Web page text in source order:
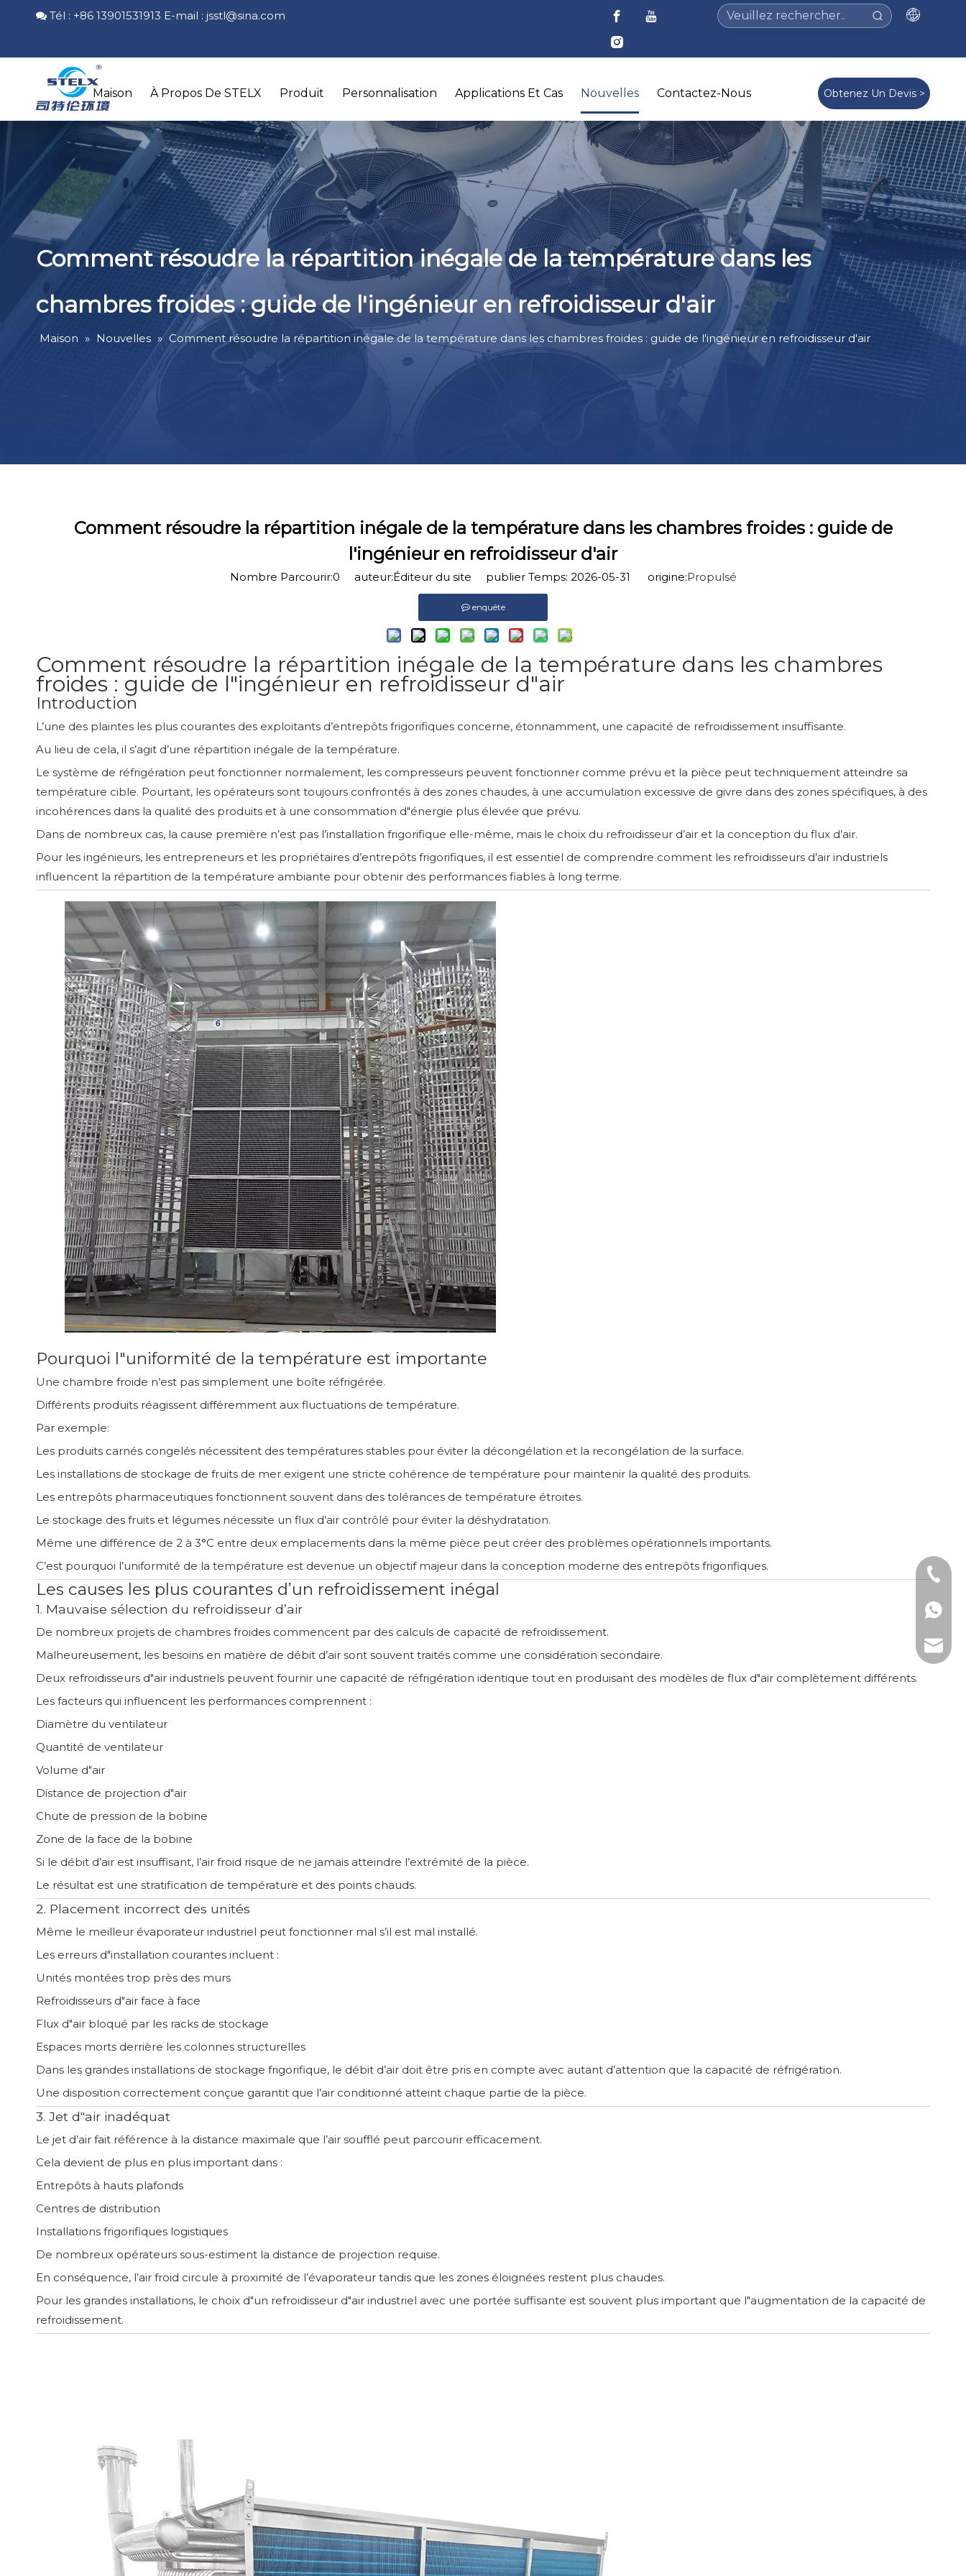
 Tél : +86 13901531913 E-mail : jsstl@sina.com
Maison À Propos De STELX Produit Personnalisation Applications Et Cas Nouvelles Contactez-Nous Obtenez Un Devis >
Comment résoudre la répartition inégale de la température dans les
chambres froides : guide de l'ingénieur en refroidisseur d'air
Maison » Nouvelles » Comment résoudre la répartition inégale de la température dans les chambres froides : guide de l'ingénieur en refroidisseur d'air
Comment résoudre la répartition inégale de la température dans les chambres froides : guide de
l'ingénieur en refroidisseur d'air
Nombre Parcourir:0 auteur:Éditeur du site publier Temps: 2026-05-31 origine:Propulsé
enquête
Comment résoudre la répartition inégale de la température dans les chambres
froides : guide de l"ingénieur en refroidisseur d"air
Introduction
L’une des plaintes les plus courantes des exploitants d’entrepôts frigorifiques concerne, étonnamment, une capacité de refroidissement insuffisante.
Au lieu de cela, il s’agit d’une répartition inégale de la température.
Le système de réfrigération peut fonctionner normalement, les compresseurs peuvent fonctionner comme prévu et la pièce peut techniquement atteindre sa
température cible. Pourtant, les opérateurs sont toujours confrontés à des zones chaudes, à une accumulation excessive de givre dans des zones spécifiques, à des
incohérences dans la qualité des produits et à une consommation d"énergie plus élevée que prévu.
Dans de nombreux cas, la cause première n’est pas l’installation frigorifique elle-même, mais le choix du refroidisseur d’air et la conception du flux d’air.
Pour les ingénieurs, les entrepreneurs et les propriétaires d’entrepôts frigorifiques, il est essentiel de comprendre comment les refroidisseurs d’air industriels
influencent la répartition de la température ambiante pour obtenir des performances fiables à long terme.
Pourquoi l"uniformité de la température est importante
Une chambre froide n’est pas simplement une boîte réfrigérée.
Différents produits réagissent différemment aux fluctuations de température.
Par exemple:
Les produits carnés congelés nécessitent des températures stables pour éviter la décongélation et la recongélation de la surface.
Les installations de stockage de fruits de mer exigent une stricte cohérence de température pour maintenir la qualité des produits.
Les entrepôts pharmaceutiques fonctionnent souvent dans des tolérances de température étroites.
Le stockage des fruits et légumes nécessite un flux d’air contrôlé pour éviter la déshydratation.
Même une différence de 2 à 3°C entre deux emplacements dans la même pièce peut créer des problèmes opérationnels importants.
C’est pourquoi l’uniformité de la température est devenue un objectif majeur dans la conception moderne des entrepôts frigorifiques.
Les causes les plus courantes d’un refroidissement inégal
1. Mauvaise sélection du refroidisseur d’air
De nombreux projets de chambres froides commencent par des calculs de capacité de refroidissement.
Malheureusement, les besoins en matière de débit d’air sont souvent traités comme une considération secondaire.
Deux refroidisseurs d"air industriels peuvent fournir une capacité de réfrigération identique tout en produisant des modèles de flux d"air complètement différents.
Les facteurs qui influencent les performances comprennent :
Diamètre du ventilateur
Quantité de ventilateur
Volume d"air
Distance de projection d"air
Chute de pression de la bobine
Zone de la face de la bobine
Si le débit d’air est insuffisant, l’air froid risque de ne jamais atteindre l’extrémité de la pièce.
Le résultat est une stratification de température et des points chauds.
2. Placement incorrect des unités
Même le meilleur évaporateur industriel peut fonctionner mal s’il est mal installé.
Les erreurs d"installation courantes incluent :
Unités montées trop près des murs
Refroidisseurs d"air face à face
Flux d"air bloqué par les racks de stockage
Espaces morts derrière les colonnes structurelles
Dans les grandes installations de stockage frigorifique, le débit d’air doit être pris en compte avec autant d’attention que la capacité de réfrigération.
Une disposition correctement conçue garantit que l’air conditionné atteint chaque partie de la pièce.
3. Jet d"air inadéquat
Le jet d’air fait référence à la distance maximale que l’air soufflé peut parcourir efficacement.
Cela devient de plus en plus important dans :
Entrepôts à hauts plafonds
Centres de distribution
Installations frigorifiques logistiques
De nombreux opérateurs sous-estiment la distance de projection requise.
En conséquence, l’air froid circule à proximité de l’évaporateur tandis que les zones éloignées restent plus chaudes.
Pour les grandes installations, le choix d"un refroidisseur d"air industriel avec une portée suffisante est souvent plus important que l"augmentation de la capacité de
refroidissement.
Tél :